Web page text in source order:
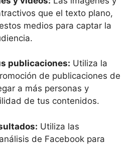
que el texto plano,
medios para captar la
publicaciones: Utiliza la
de publicaciones de
a más personas y
de tus contenidos.
Utiliza las
de Facebook para